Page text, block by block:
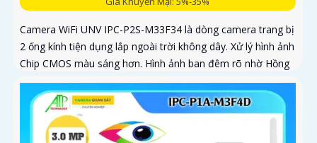
Camera WiFi UNV IPC-P2S-M33F34 là dòng camera trang bị
2 ống kính tiện dụng lắp ngoài trời không dây. Xử lý hình ảnh
Chip CMOS màu sáng hơn. Hình ảnh ban đêm rõ nhờ Hồng
Ngoại 30m